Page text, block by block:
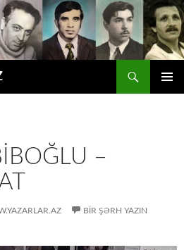
–
BIR ŞƏRH YAZIN